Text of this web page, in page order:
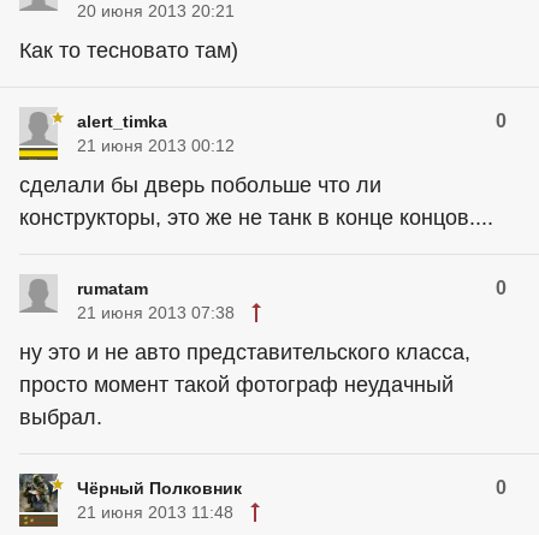
20 июня 2013 20:21
Как то тесновато там)
alert_timka 0
21 июня 2013 00:12
сделали бы дверь побольше что ли
конструкторы, это же не танк в конце концов....
rumatam 0
21 июня 2013 07:38
ну это и не авто представительского класса,
просто момент такой фотограф неудачный
выбрал.
Чёрный Полковник 0
21 июня 2013 11:48